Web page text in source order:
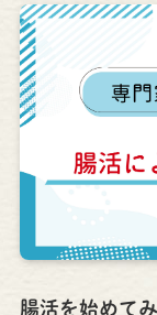
腸活を始めて